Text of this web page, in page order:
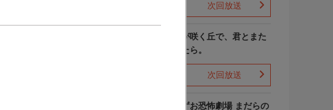
次回放送
あの花が咲く丘で、君とまた
出会えたら。
次回放送
楳図かずお恐怖劇場 まだらの